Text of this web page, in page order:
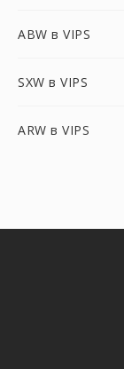
ABW в VIPS
SXW в VIPS
ARW в VIPS